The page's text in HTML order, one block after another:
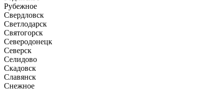
Рубежное
Свердловск
Светлодарск
Святогорск
Северодонецк
Северск
Селидово
Скадовск
Славянск
Снежное